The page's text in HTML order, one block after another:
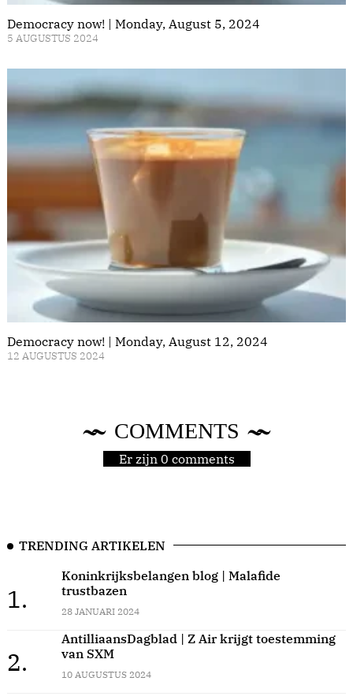
Democracy now! | Monday, August 5, 2024
5 AUGUSTUS 2024
Democracy now! | Monday, August 12, 2024
12 AUGUSTUS 2024
COMMENTS
Er zijn 0 comments
TRENDING ARTIKELEN
1.
Koninkrijksbelangen blog | Malafide
trustbazen
28 JANUARI 2024
2.
AntilliaansDagblad | Z Air krijgt toestemming
van SXM
10 AUGUSTUS 2024